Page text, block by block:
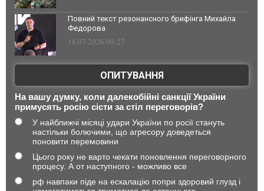
Повний текст резонансного брифінга Михайла
Федорова
18.07.2026 09:27
ОПИТУВАННЯ
На вашу думку, коли далекобійні санкції України
примусять росію сісти за стіл переговорів?
У найближчі місяці удари України по росії стануть
настільки болючими, що агресору доведеться
поновити перемовини
Цього року не варто чекати поновлення переговорного
процесу. А от наступного - можливо все
рф навпаки піде на ескалацію попри здоровий глузд і